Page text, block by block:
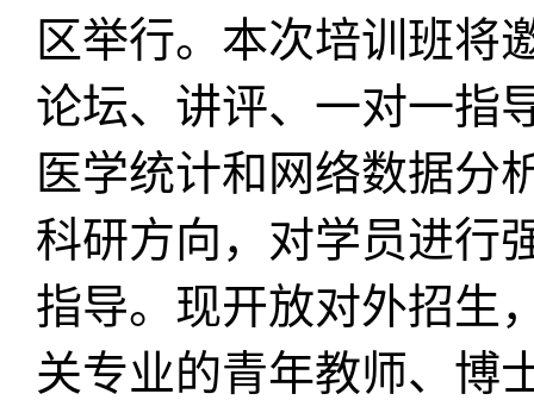
区举行。本次培训班将
论坛、讲评、一对一指
医学统计和网络数据分
科研方向，对学员进行
指导。现开放对外招生
关专业的青年教师、博